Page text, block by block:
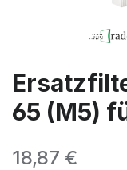
65 (M5)
Regulärer Preis:
18,87 €